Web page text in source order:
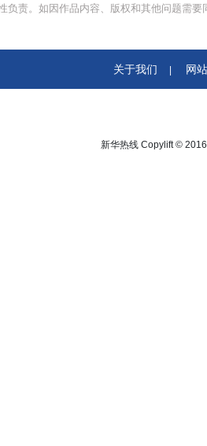
负责。如因作品内容、版权和其他问题需
关于我们 网
新华热线 Copylift ©